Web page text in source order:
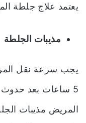
يعتمد علاج جلطة
مذيبات الجلطة
5 ساعات بعد
المريض مذيبات